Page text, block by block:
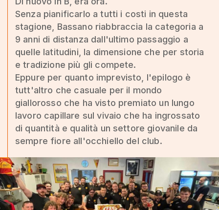
Senza pianificarlo a tutti i costi in questa
stagione, Bassano riabbraccia la categoria a
9 anni di distanza dall'ultimo passaggio a
quelle latitudini, la dimensione che per storia
e tradizione più gli compete.
Eppure per quanto imprevisto, l'epilogo è
tutt'altro che casuale per il mondo
giallorosso che ha visto premiato un lungo
lavoro capillare sul vivaio che ha ingrossato
di quantità e qualità un settore giovanile da
sempre fiore all'occhiello del club.